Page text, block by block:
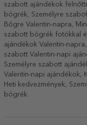
szabott ajándékok
bögrék
Személyre
Bögre Valentin-napra
szabott bögrék fotókkal
ajándékok Valentin-napra
szabott Valentin-napi
Személyre szabott
Valentin-napi ajándékok
Heti kedvezmények
bögrék.